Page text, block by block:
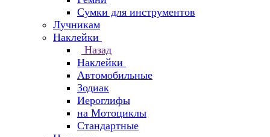
Сумки для инструментов
Лучникам
Наклейки
Назад
Наклейки
Автомобильные
Зодиак
Иероглифы
на Мотоциклы
Стандартные